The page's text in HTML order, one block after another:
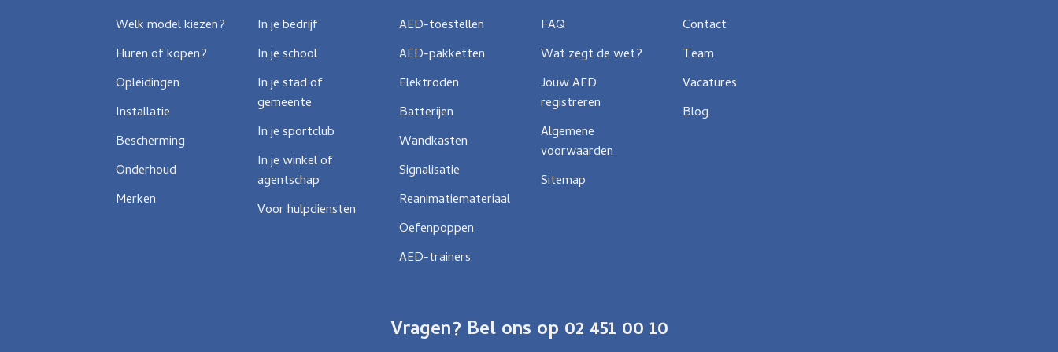
Welk model kiezen?
Huren of kopen?
Opleidingen
Installatie
Bescherming
Onderhoud
Merken
In je bedrijf
In je school
In je stad of
gemeente
In je sportclub
In je winkel of
agentschap
Voor hulpdiensten
AED-toestellen
AED-pakketten
Elektroden
Batterijen
Wandkasten
Signalisatie
Reanimatiemateriaal
Oefenpoppen
AED-trainers
FAQ
Wat zegt de wet?
Jouw AED
registreren
Algemene
voorwaarden
Sitemap
Contact
Team
Vacatures
Blog
Vragen? Bel ons op 02 451 00 10